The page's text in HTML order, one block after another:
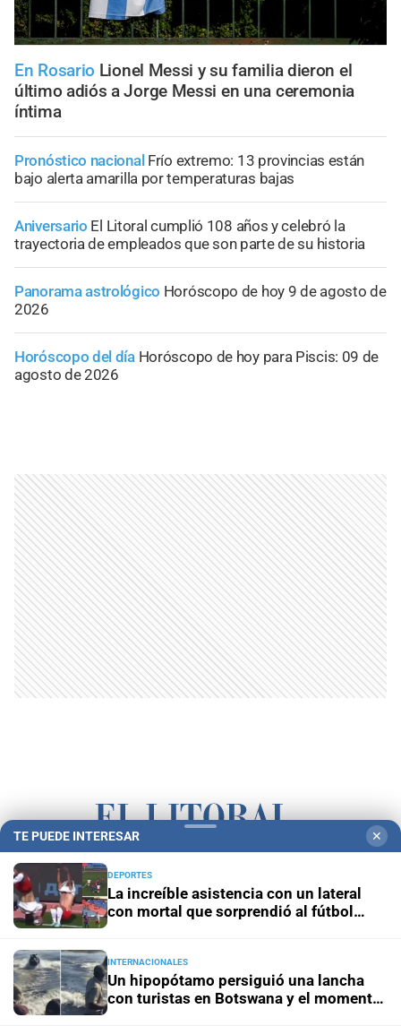
En Rosario Lionel Messi y su familia dieron el
último adiós a Jorge Messi en una ceremonia
íntima
Pronóstico nacional Frío extremo: 13 provincias están
bajo alerta amarilla por temperaturas bajas
Aniversario El Litoral cumplió 108 años y celebró la
trayectoria de empleados que son parte de su historia
Panorama astrológico Horóscopo de hoy 9 de agosto de
2026
Horóscopo del día Horóscopo de hoy para Piscis: 09 de
agosto de 2026
Campolitoral Revista Nosotros
Podcasts Mirador Provincial VivíMejor SF Puerto Negocios
TE PUEDE INTERESAR ✕
DEPORTES
La increíble asistencia con un lateral
con mortal que sorprendió al fútbol
INTERNACIONALES
Un hipopótamo persiguió una lancha
con turistas en Botswana y el momento